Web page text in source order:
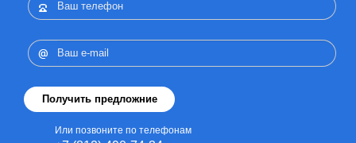
Или позвоните по телефонам